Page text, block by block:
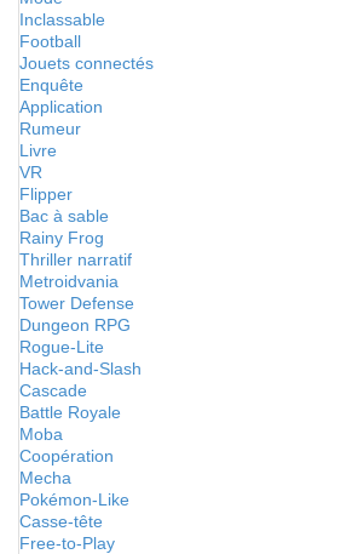
Inclassable
Football
Jouets connectés
Enquête
Application
Rumeur
Livre
VR
Flipper
Bac à sable
Rainy Frog
Thriller narratif
Metroidvania
Tower Defense
Dungeon RPG
Rogue-Lite
Hack-and-Slash
Cascade
Battle Royale
Moba
Coopération
Mecha
Pokémon-Like
Casse-tête
Free-to-Play